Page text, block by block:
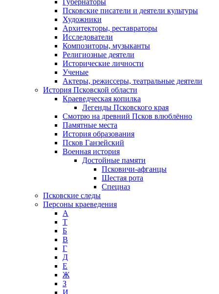
Псковские писатели и деятели культуры
Художники
Архитекторы, реставраторы
Исследователи
Композиторы, музыканты
Религиозные деятели
Исторические личности
Ученые
Актеры, режиссеры, театральные деятели
История Псковской области
Краеведческая копилка
Легенды Псковского края
Смотрю на древний Псков влюблённо
Памятные места
История образования
Псков Ганзейский
Военная история
Достойные памяти
Псковичи-афганцы
Шестая рота
Спецназ
Псковские следы
Персоны краеведения
А
T
Б
В
Г
Д
Е
Ж
З
И